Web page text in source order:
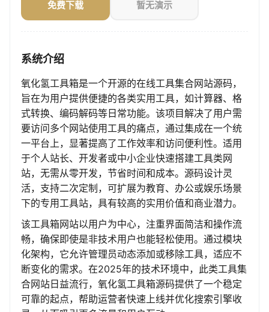
免费下载 暂无演示
系统介绍
氧化氢工具箱是一个开源的在线工具集合网站源码，
旨在为用户提供便捷的各类实用工具，如计算器、格
式转换、编码解码等日常功能。该项目解决了用户需
要访问多个网站使用工具的痛点，通过集成在一个统
一平台上，显著提高了工作效率和访问便利性。适用
于个人站长、开发者或中小企业快速搭建工具类网
站，无需从零开发，节省时间和成本。源码设计灵
活，支持二次定制，可扩展为教育、办公或娱乐场景
下的专用工具站，具有较高的实用价值和商业潜力。
该工具箱网站以用户为中心，注重界面简洁和操作流
畅，确保即使是非技术用户也能轻松使用。通过模块
化架构，它允许管理员动态添加或移除工具，适应不
断变化的需求。在2025年的技术环境中，此类工具集
合网站日益流行，氧化氢工具箱源码提供了一个稳定
可靠的起点，帮助运营者快速上线并优化搜索引擎收